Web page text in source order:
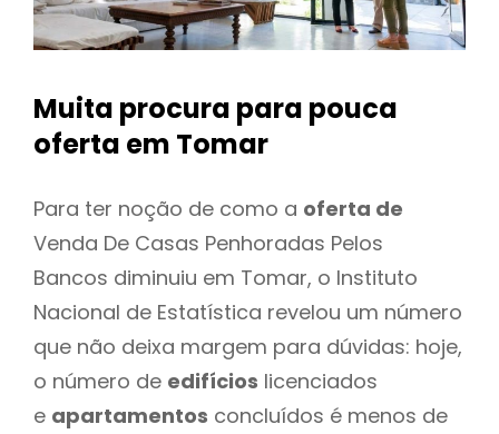
Muita procura para pouca
oferta em Tomar
Para ter noção de como a oferta de
Venda De Casas Penhoradas Pelos
Bancos diminuiu em Tomar, o Instituto
Nacional de Estatística revelou um número
que não deixa margem para dúvidas: hoje,
o número de edifícios licenciados
e apartamentos concluídos é menos de